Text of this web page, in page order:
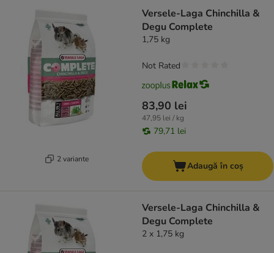
2 variante
Versele-Laga Chinchilla &
Degu Complete
1,75 kg
83,90 lei
47,95 lei / kg
79,71 lei
Not Rated
Adaugă în coș
Versele-Laga Chinchilla &
Degu Complete
2 x 1,75 kg